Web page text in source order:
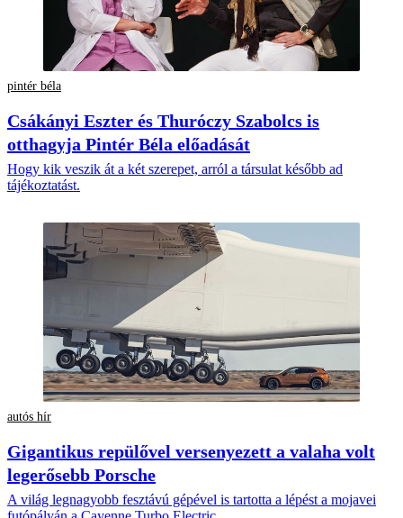
pintér béla
Csákányi Eszter és Thuróczy Szabolcs is
otthagyja Pintér Béla előadását
Hogy kik veszik át a két szerepet, arról a társulat később ad
tájékoztatást.
autós hír
Gigantikus repülővel versenyezett a valaha volt
legerősebb Porsche
A világ legnagyobb fesztávú gépével is tartotta a lépést a mojavei